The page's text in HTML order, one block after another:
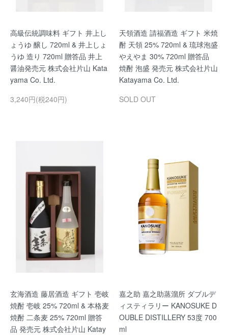
高級伝統調味料 ギフト 井上し
ょうゆ 醸し 720ml & 井上しょ
うゆ 造り 720ml 贈答品 井上
醤油発売元 株式会社片山 Kata
yama Co. Ltd.
3,240円(税240円)
天領酒造 請福酒造 ギフト 米焼
酎 天領 25% 720ml & 琉球泡盛
やえやま 30% 720ml 贈答品
焼酎 泡盛 発売元 株式会社片山
Katayama Co. Ltd.
SOLD OUT
玄海酒造 藤居酒造 ギフト 壱岐
焼酎 壱岐 25% 720ml & 本格麦
焼酎 二条麦 25% 720ml 贈答
品 発売元 株式会社片山 Katay
嘉之助 嘉之助蒸溜所 ダブルデ
ィスティラリー KANOSUKE D
OUBLE DISTILLERY 53度 700
ml